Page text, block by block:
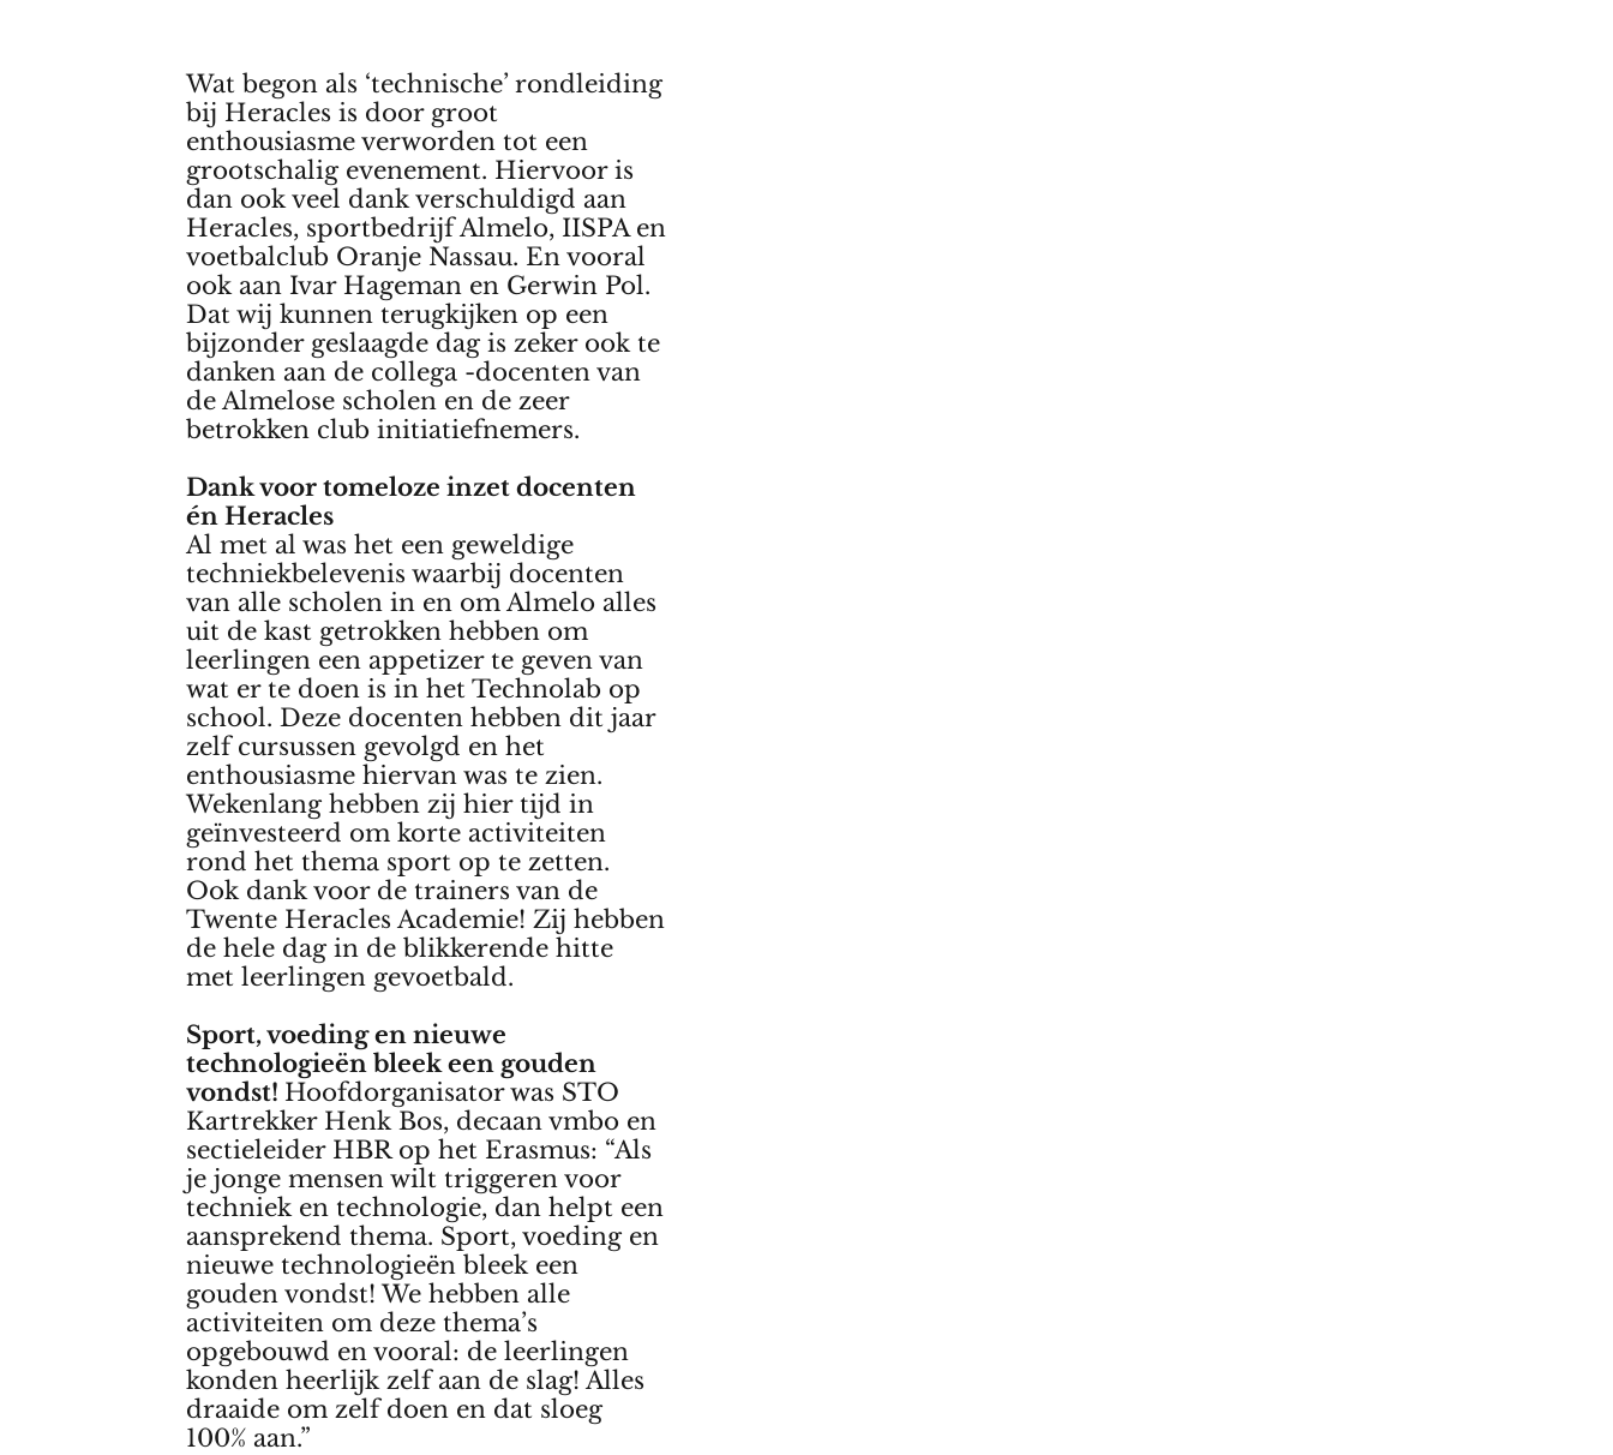
Wat begon als ‘technische’ rondleiding
bij Heracles is door groot
enthousiasme verworden tot een
grootschalig evenement. Hiervoor is
dan ook veel dank verschuldigd aan
Heracles, sportbedrijf Almelo, IISPA en
voetbalclub Oranje Nassau. En vooral
ook aan Ivar Hageman en Gerwin Pol.
Dat wij kunnen terugkijken op een
bijzonder geslaagde dag is zeker ook te
danken aan de collega -docenten van
de Almelose scholen en de zeer
betrokken club initiatiefnemers.
Dank voor tomeloze inzet docenten
én Heracles
Al met al was het een geweldige
techniekbelevenis waarbij docenten
van alle scholen in en om Almelo alles
uit de kast getrokken hebben om
leerlingen een appetizer te geven van
wat er te doen is in het Technolab op
school. Deze docenten hebben dit jaar
zelf cursussen gevolgd en het
enthousiasme hiervan was te zien.
Wekenlang hebben zij hier tijd in
geïnvesteerd om korte activiteiten
rond het thema sport op te zetten.
Ook dank voor de trainers van de
Twente Heracles Academie! Zij hebben
de hele dag in de blikkerende hitte
met leerlingen gevoetbald.
Sport, voeding en nieuwe
technologieën bleek een gouden
vondst! Hoofdorganisator was STO
Kartrekker Henk Bos, decaan vmbo en
sectieleider HBR op het Erasmus: “Als
je jonge mensen wilt triggeren voor
techniek en technologie, dan helpt een
aansprekend thema. Sport, voeding en
nieuwe technologieën bleek een
gouden vondst! We hebben alle
activiteiten om deze thema’s
opgebouwd en vooral: de leerlingen
konden heerlijk zelf aan de slag! Alles
draaide om zelf doen en dat sloeg
100% aan.”